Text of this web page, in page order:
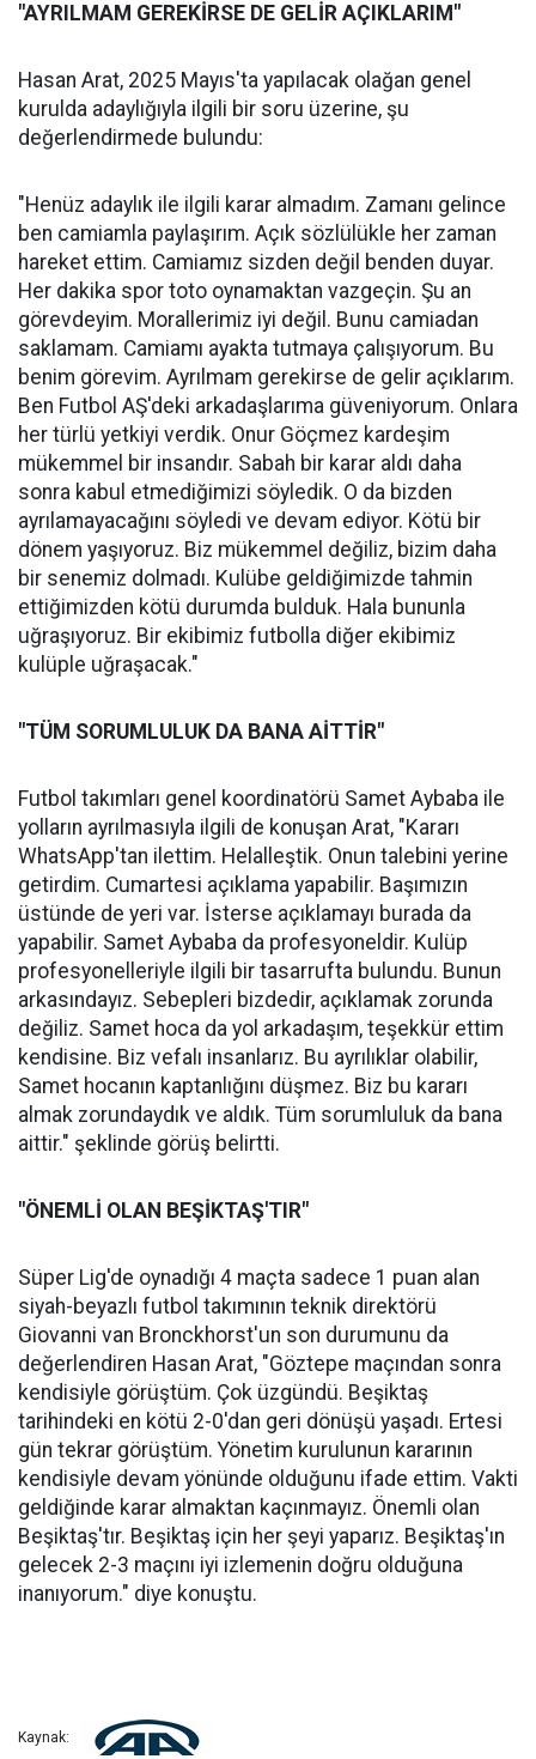
"AYRILMAM GEREKİRSE DE GELİR AÇIKLARIM"
Hasan Arat, 2025 Mayıs'ta yapılacak olağan genel
kurulda adaylığıyla ilgili bir soru üzerine, şu
değerlendirmede bulundu:
"Henüz adaylık ile ilgili karar almadım. Zamanı gelince
ben camiamla paylaşırım. Açık sözlülükle her zaman
hareket ettim. Camiamız sizden değil benden duyar.
Her dakika spor toto oynamaktan vazgeçin. Şu an
görevdeyim. Morallerimiz iyi değil. Bunu camiadan
saklamam. Camiamı ayakta tutmaya çalışıyorum. Bu
benim görevim. Ayrılmam gerekirse de gelir açıklarım.
Ben Futbol AŞ'deki arkadaşlarıma güveniyorum. Onlara
her türlü yetkiyi verdik. Onur Göçmez kardeşim
mükemmel bir insandır. Sabah bir karar aldı daha
sonra kabul etmediğimizi söyledik. O da bizden
ayrılamayacağını söyledi ve devam ediyor. Kötü bir
dönem yaşıyoruz. Biz mükemmel değiliz, bizim daha
bir senemiz dolmadı. Kulübe geldiğimizde tahmin
ettiğimizden kötü durumda bulduk. Hala bununla
uğraşıyoruz. Bir ekibimiz futbolla diğer ekibimiz
kulüple uğraşacak."
"TÜM SORUMLULUK DA BANA AİTTİR"
Futbol takımları genel koordinatörü Samet Aybaba ile
yolların ayrılmasıyla ilgili de konuşan Arat, "Kararı
WhatsApp'tan ilettim. Helalleştik. Onun talebini yerine
getirdim. Cumartesi açıklama yapabilir. Başımızın
üstünde de yeri var. İsterse açıklamayı burada da
yapabilir. Samet Aybaba da profesyoneldir. Kulüp
profesyonelleriyle ilgili bir tasarrufta bulundu. Bunun
arkasındayız. Sebepleri bizdedir, açıklamak zorunda
değiliz. Samet hoca da yol arkadaşım, teşekkür ettim
kendisine. Biz vefalı insanlarız. Bu ayrılıklar olabilir,
Samet hocanın kaptanlığını düşmez. Biz bu kararı
almak zorundaydık ve aldık. Tüm sorumluluk da bana
aittir." şeklinde görüş belirtti.
"ÖNEMLİ OLAN BEŞİKTAŞ'TIR"
Süper Lig'de oynadığı 4 maçta sadece 1 puan alan
siyah-beyazlı futbol takımının teknik direktörü
Giovanni van Bronckhorst'un son durumunu da
değerlendiren Hasan Arat, "Göztepe maçından sonra
kendisiyle görüştüm. Çok üzgündü. Beşiktaş
tarihindeki en kötü 2-0'dan geri dönüşü yaşadı. Ertesi
gün tekrar görüştüm. Yönetim kurulunun kararının
kendisiyle devam yönünde olduğunu ifade ettim. Vakti
geldiğinde karar almaktan kaçınmayız. Önemli olan
Beşiktaş'tır. Beşiktaş için her şeyi yaparız. Beşiktaş'ın
gelecek 2-3 maçını iyi izlemenin doğru olduğuna
inanıyorum." diye konuştu.
Kaynak: